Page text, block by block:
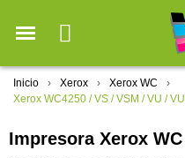
Inicio Xerox
Xerox WC
Xerox WC4250 / VS / VSM / VU /
Impresora Xerox WC